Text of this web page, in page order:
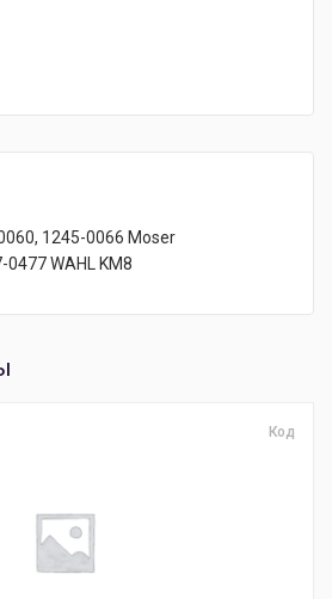
1245-0066 Moser
WAHL KM8
Код